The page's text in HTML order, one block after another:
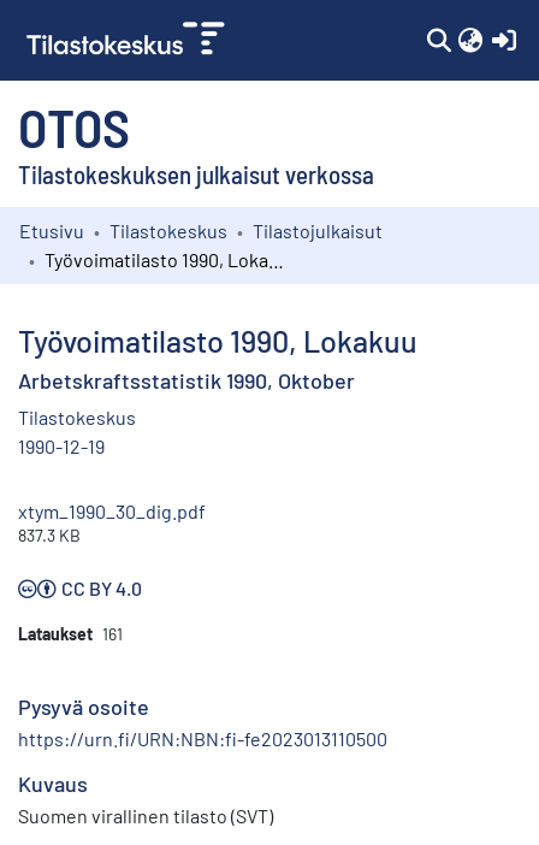
OTOS
Tilastokeskuksen julkaisut verkossa
Kokoelmat
Etusivu Tilastokeskus
Tilastojulkaisut
Työvoimatilasto 1990, Lokakuu
Arbetskraftsstatistik 1990, Oktober
Tilastokeskus
1990-12-19
xtym_1990_30_dig.pdf
837.3 KB
CC BY 4.0
Lataukset 161
Pysyvä osoite
https://urn.fi/URN:NBN:fi-fe2023013110500
Kuvaus
Suomen virallinen tilasto (SVT)